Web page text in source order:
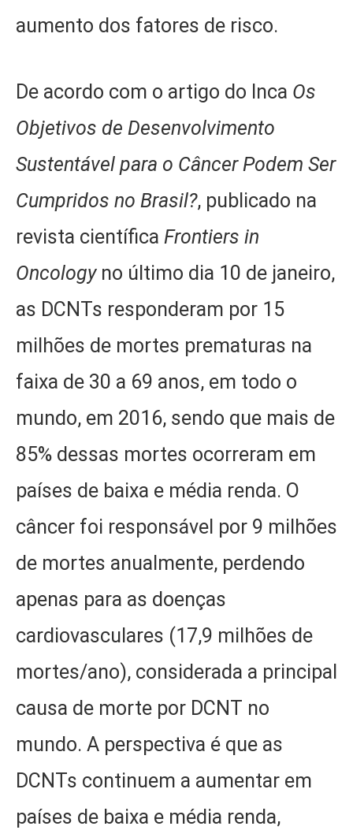
aumento dos fatores de risco.
De acordo com o artigo do Inca Os
Objetivos de Desenvolvimento
Sustentável para o Câncer Podem Ser
Cumpridos no Brasil?, publicado na
revista científica Frontiers in
Oncologyno último dia 10 de janeiro,
as DCNTs responderam por 15
milhões de mortes prematuras na
faixa de 30 a 69 anos, em todo o
mundo, em 2016, sendo que mais de
85% dessas mortes ocorreram em
países de baixa e média renda. O
câncer foi responsável por 9 milhões
de mortes anualmente, perdendo
apenas para as doenças
cardiovasculares (17,9 milhões de
mortes/ano), considerada a principal
causa de morte por DCNT no
mundo. A perspectiva é que as
DCNTs continuem a aumentar em
países de baixa e média renda,